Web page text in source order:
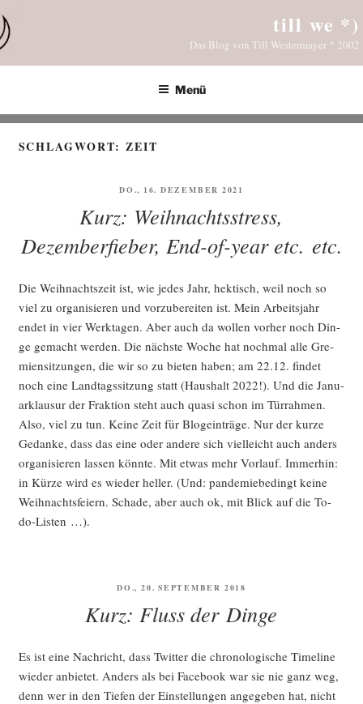
Inhalt
springen
till we *)
Das Blog von Till Westermayer * 2002
Menü
SCHLAGWORT:ZEIT
VERÖFFENTLICHT
DO., 16. DEZEMBER 2021
Kurz: Weihnachtsstress,
Dezemberfieber, End-of-year etc. etc.
Die Weih­nachts­zeit ist, wie jedes Jahr, hek­tisch, weil noch so
viel zu orga­ni­sie­ren und vor­zu­be­rei­ten ist. Mein Arbeits­jahr
endet in vier Werk­ta­gen. Aber auch da wol­len vor­her noch Din­
ge gemacht wer­den. Die nächs­te Woche hat noch­mal alle Gre­
mi­en­sit­zun­gen, die wir so zu bie­ten haben; am 22.12. fin­det
noch eine Land­tags­sit­zung statt (Haus­halt 2022!). Und die Janu­
ar­klau­sur der Frak­ti­on steht auch qua­si schon im Tür­rah­men.
Also, viel zu tun. Kei­ne Zeit für Blog­ein­trä­ge. Nur der kur­ze
Gedan­ke, dass das eine oder ande­re sich viel­leicht auch anders
orga­ni­sie­ren las­sen könn­te. Mit etwas mehr Vor­lauf. Immer­hin:
in Kür­ze wird es wie­der hel­ler. (Und: pan­de­mie­be­dingt kei­ne
Weih­nachts­fei­ern. Scha­de, aber auch ok, mit Blick auf die To-
do-Listen …).
VERÖFFENTLICHT
DO., 20. SEPTEMBER 2018
Kurz: Fluss der Dinge
Es ist eine Nach­richt, dass Twit­ter die chro­no­lo­gi­sche Time­line
wie­der anbie­tet. Anders als bei Face­book war sie nie ganz weg,
denn wer in den Tie­fen der Ein­stel­lun­gen ange­ge­ben hat, nicht